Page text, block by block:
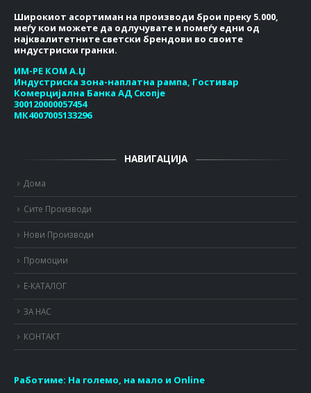
Широкиот асортиман на производи брои преку 5.000,
меѓу кои можете да одлучувате и помеѓу едни од
најквалитетните светски брендови во своите
индустриски гранки.
ИМ-РЕ КОМ А.Џ
Индустриска зона-наплатна рампа, Гостивар
Комерцијална Банка АД Скопје
300120000057454
МК4007005133296
НАВИГАЦИЈА
Дома
Сите Производи
Нови Производи
Промоции
Е-КАТАЛОГ
ЗА НАС
КОНТАКТ
Работиме: На големо, на мало и Online